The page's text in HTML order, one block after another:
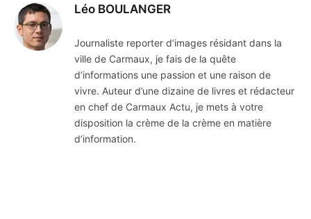
Léo BOULANGER
Journaliste reporter d’images résidant dans la
ville de Carmaux, je fais de la quête
d’informations une passion et une raison de
vivre. Auteur d’une dizaine de livres et rédacteur
en chef de Carmaux Actu, je mets à votre
disposition la crème de la crème en matière
d’information.